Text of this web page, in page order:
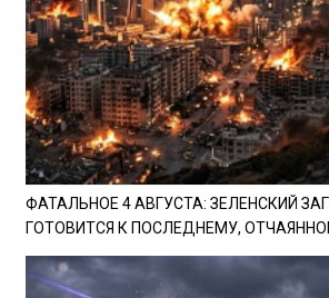
ФАТАЛЬНОЕ 4 АВГУСТА: ЗЕЛЕНСКИЙ
ГОТОВИТСЯ К ПОСЛЕДНЕМУ,